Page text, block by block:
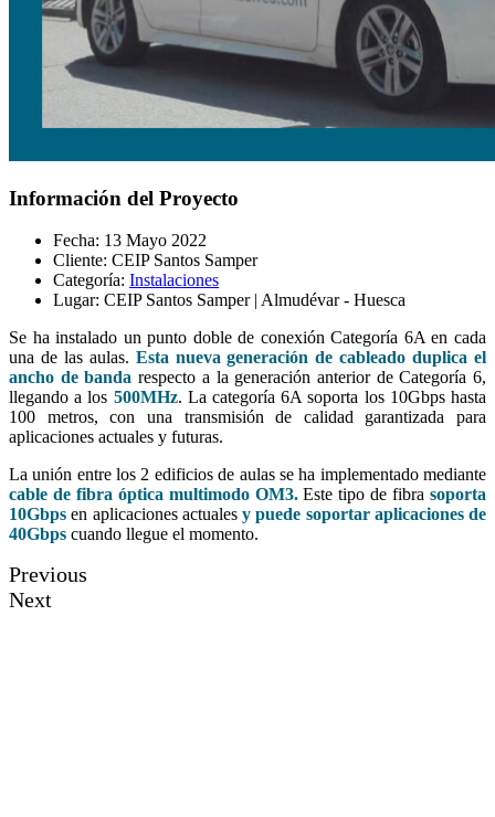
Información del Proyecto
Fecha: 13 Mayo 2022
Cliente: CEIP Santos Samper
Categoría: Instalaciones
Lugar: CEIP Santos Samper | Almudévar - Huesca
Se ha instalado un punto doble de conexión Categoría 6A en cada
una de las aulas. Esta nueva generación de cableado duplica el
ancho de banda respecto a la generación anterior de Categoría 6,
llegando a los 500MHz. La categoría 6A soporta los 10Gbps hasta
100 metros, con una transmisión de calidad garantizada para
aplicaciones actuales y futuras.
La unión entre los 2 edificios de aulas se ha implementado mediante
cable de fibra óptica multimodo OM3.Este tipo de fibra soporta
10Gbps en aplicaciones actuales y puede soportar aplicaciones de
40Gbps cuando llegue el momento.
Previous
Next